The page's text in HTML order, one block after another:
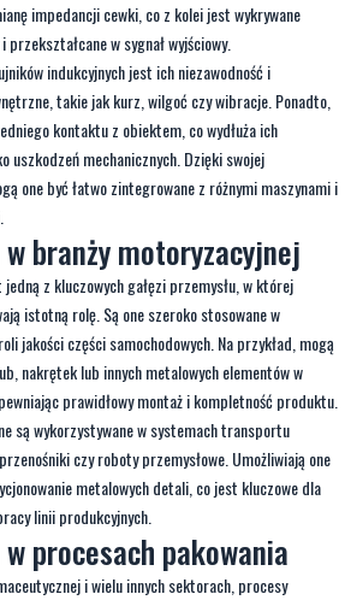
impedancji cewki, co z kolei jest wykrywane
w sygnał wyjściowy.
indukcyjnych jest ich niezawodność i
takie jak kurz, wilgoć czy wibracje. Ponadto,
kontaktu z obiektem, co wydłuża ich
uszkodzeń mechanicznych. Dzięki swojej
one być łatwo zintegrowane z różnymi maszynami i
branży motoryzacyjnej
z kluczowych gałęzi przemysłu, w której
istotną rolę. Są one szeroko stosowane w
jakości części samochodowych. Na przykład, mogą
nakrętek lub innych metalowych elementów w
prawidłowy montaż i kompletność produktu.
są wykorzystywane w systemach transportu
czy roboty przemysłowe. Umożliwiają one
metalowych detali, co jest kluczowe dla
linii produkcyjnych.
procesach pakowania
i wielu innych sektorach, procesy